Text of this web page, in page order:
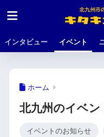
インタビュー イベント
ホーム
北九州のイベン
イベントのお知らせ